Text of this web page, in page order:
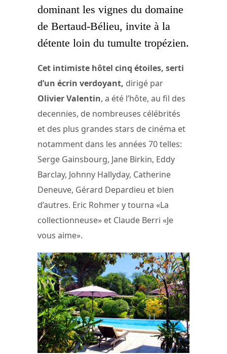
dominant les vignes du domaine
de Bertaud-Bélieu, invite à la
détente loin du tumulte tropézien.
Cet intimiste hôtel cinq étoiles, serti
d’un écrin verdoyant, dirigé par
Olivier Valentin, a été l’hôte, au fil des
decennies, de nombreuses célébrités
et des plus grandes stars de cinéma et
notamment dans les années 70 telles:
Serge Gainsbourg, Jane Birkin, Eddy
Barclay, Johnny Hallyday, Catherine
Deneuve, Gérard Depardieu et bien
d’autres. Eric Rohmer y tourna «La
collectionneuse» et Claude Berri «Je
vous aime».